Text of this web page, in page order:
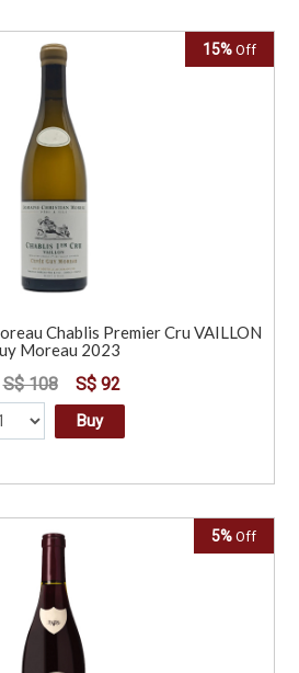
15% Off
Chablis Premier Cru VAILLON
Moreau 2023
S$ 108 S$ 92
Buy
5% Off